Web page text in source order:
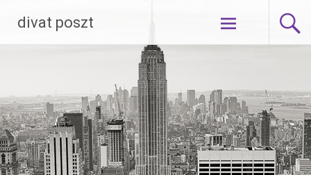
content
divat poszt